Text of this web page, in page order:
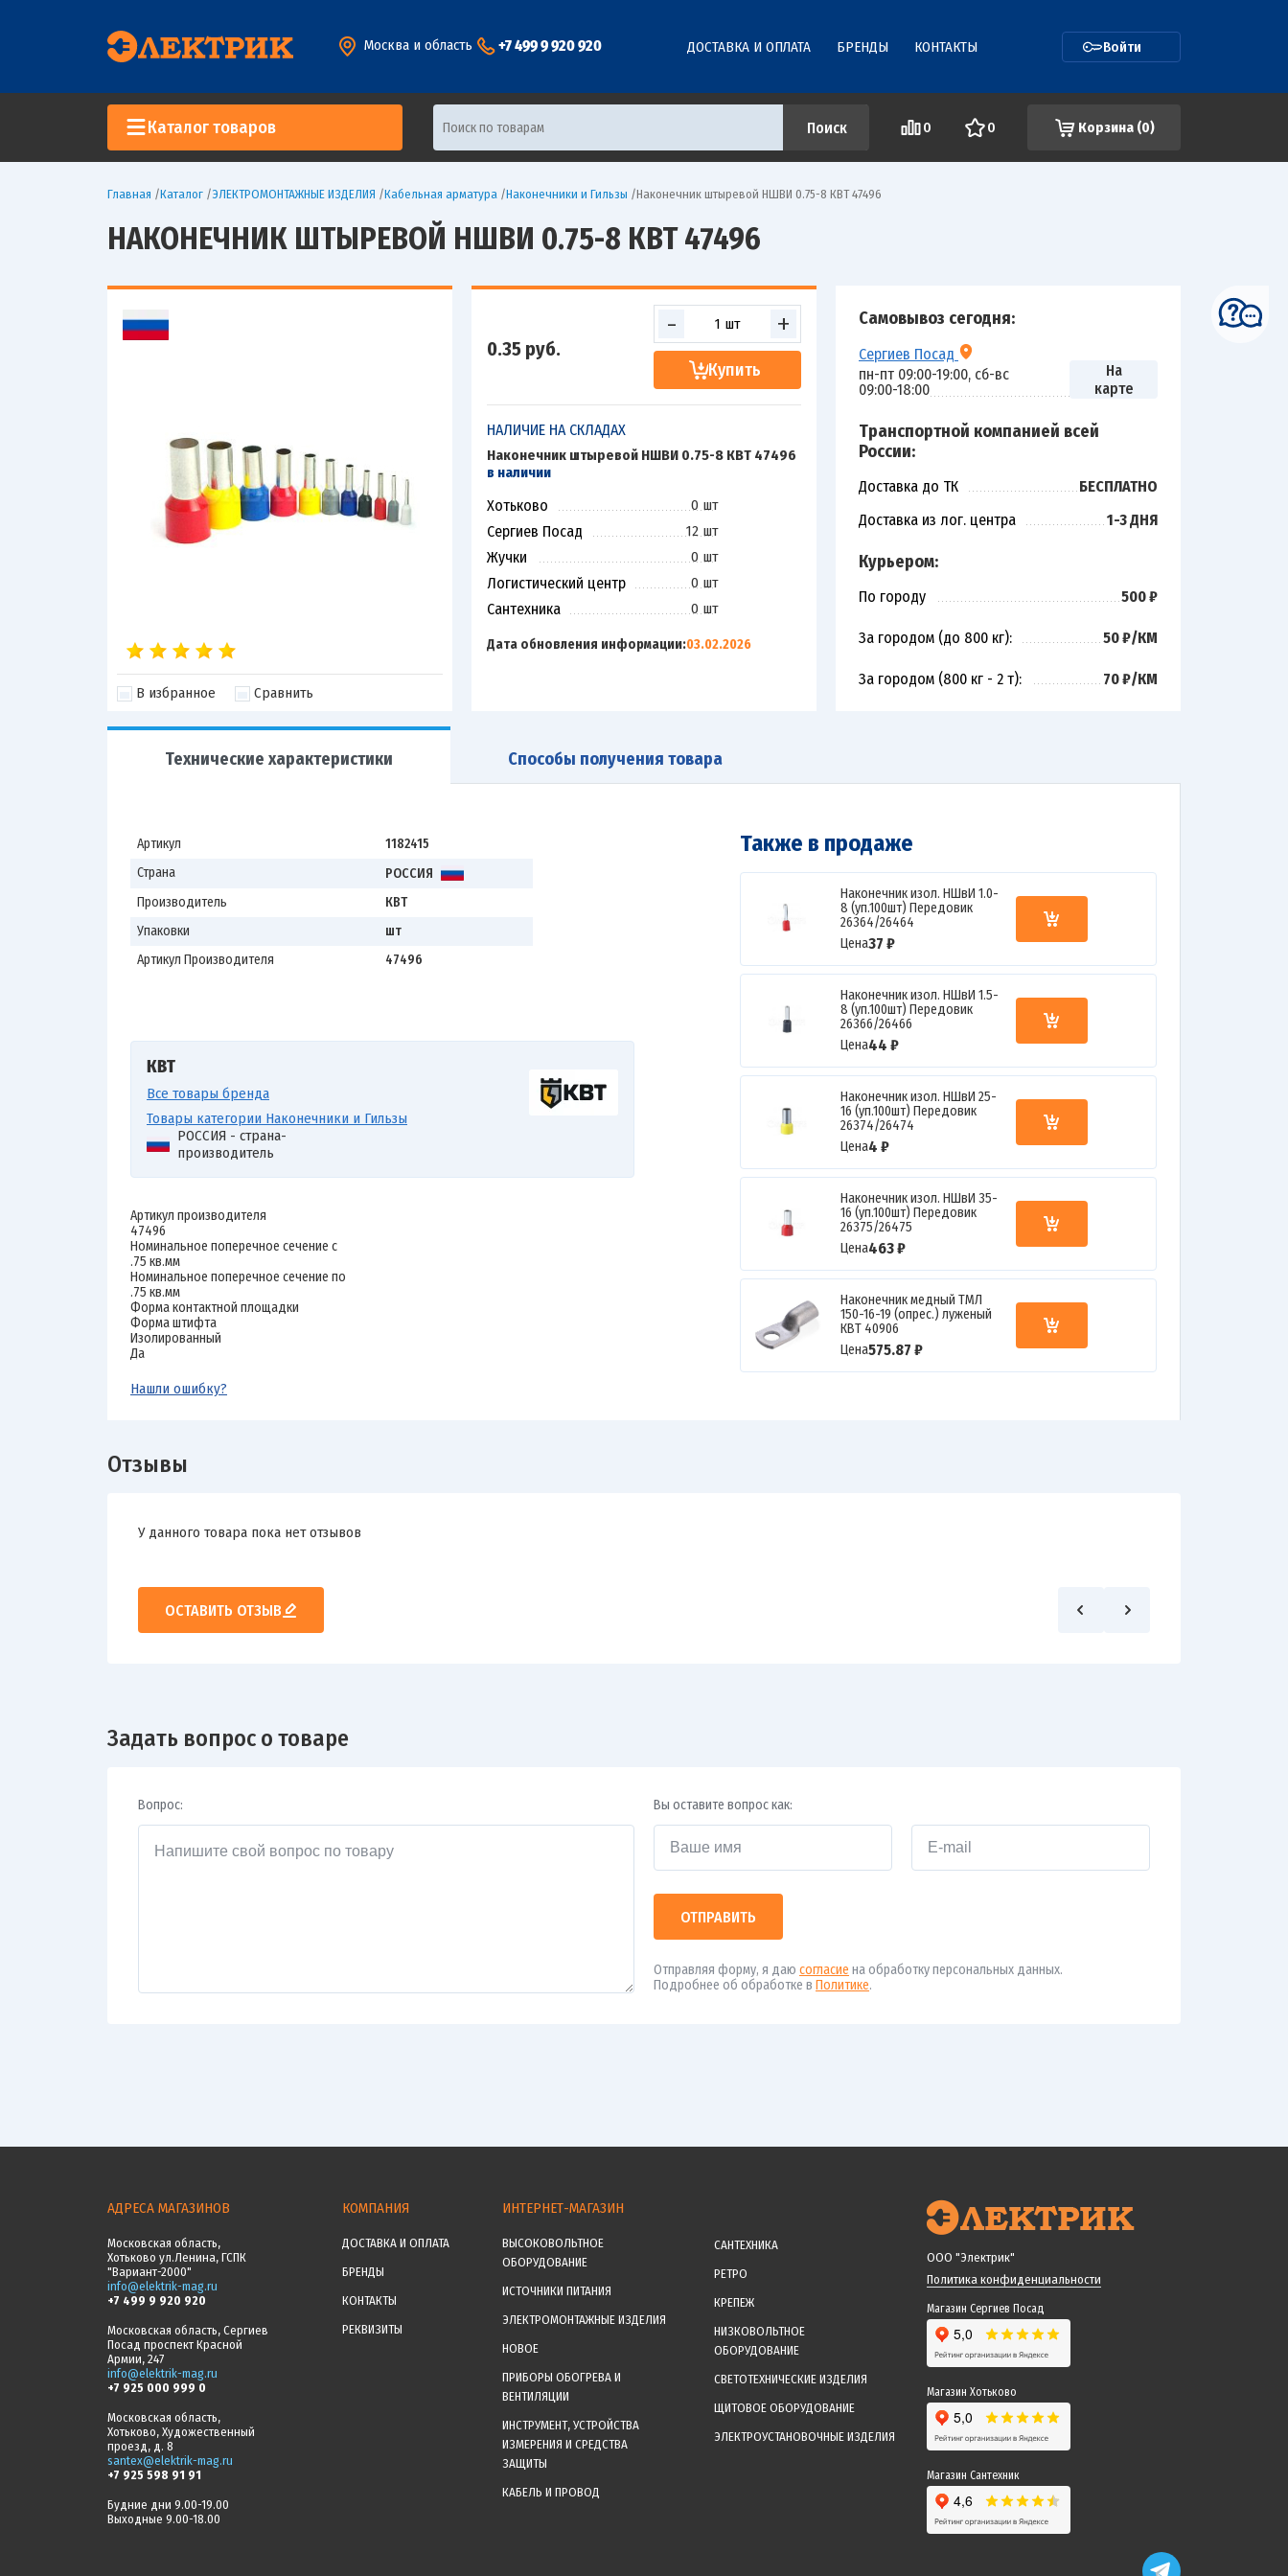
Москва и область +7 499 9 920 920 ДОСТАВКА И ОПЛАТА БРЕНДЫ КОНТАКТЫ Войти
Каталог товаров 0 0 Корзина (0)
Главная /Каталог /ЭЛЕКТРОМОНТАЖНЫЕ ИЗДЕЛИЯ /Кабельная арматура /Наконечники и Гильзы /Наконечник штыревой НШВИ 0.75-8 КВТ 47496
НАКОНЕЧНИК ШТЫРЕВОЙ НШВИ 0.75-8 КВТ 47496
В избранное Сравнить
0.35 руб.
- +
Купить
НАЛИЧИЕ НА СКЛАДАХ
Наконечник штыревой НШВИ 0.75-8 КВТ 47496
в наличии
Хотьково 0 шт
Сергиев Посад 12 шт
Жучки 0 шт
Логистический центр 0 шт
Сантехника 0 шт
Дата обновления информации:03.02.2026
Самовывоз сегодня:
Сергиев Посад
пн-пт 09:00-19:00, сб-вс
09:00-18:00
На
карте
Транспортной компанией всей
России:
Доставка до ТК
БЕСПЛАТНО
Доставка из лог. центра
1-3 ДНЯ
Курьером:
По городу 500 ₽
За городом (до 800 кг): 50 ₽/КМ
За городом (800 кг - 2 т): 70 ₽/КМ
Технические характеристики Способы получения товара
Артикул
1182415
Страна
РОССИЯ
Производитель
КВТ
Упаковки
шт
Артикул Производителя
47496
КВТ
Все товары бренда
Товары категории Наконечники и Гильзы
РОССИЯ - страна-
производитель
Артикул производителя
47496
Номинальное поперечное сечение с
.75 кв.мм
Номинальное поперечное сечение по
.75 кв.мм
Форма контактной площадки
Форма штифта
Изолированный
Да
Также в продаже
Наконечник изол. НШвИ 1.0-
8 (уп.100шт) Передовик
26364/26464
Цена37 ₽
Наконечник изол. НШвИ 1.5-
8 (уп.100шт) Передовик
26366/26466
Цена44 ₽
Наконечник изол. НШвИ 25-
16 (уп.100шт) Передовик
26374/26474
Цена4 ₽
Наконечник изол. НШвИ 35-
16 (уп.100шт) Передовик
26375/26475
Цена463 ₽
Наконечник медный ТМЛ
150-16-19 (опрес.) луженый
КВТ 40906
Цена575.87 ₽
Нашли ошибку?
Отзывы
У данного товара пока нет отзывов
ОСТАВИТЬ ОТЗЫВ
Задать вопрос о товаре
Вопрос: Вы оставите вопрос как:
ОТПРАВИТЬ
Отправляя форму, я даю согласие на обработку персональных данных.
Подробнее об обработке в Политике.
АДРЕСА МАГАЗИНОВ
Московская область,
Хотьково ул.Ленина, ГСПК
"Вариант-2000"
info@elektrik-mag.ru
+7 499 9 920 920
Московская область, Сергиев
Посад проспект Красной
Армии, 247
info@elektrik-mag.ru
+7 925 000 999 0
Московская область,
Хотьково, Художественный
проезд, д. 8
santex@elektrik-mag.ru
+7 925 598 91 91
Будние дни 9.00-19.00
Выходные 9.00-18.00
КОМПАНИЯ
ДОСТАВКА И ОПЛАТА
БРЕНДЫ
КОНТАКТЫ
РЕКВИЗИТЫ
ИНТЕРНЕТ-МАГАЗИН
ВЫСОКОВОЛЬТНОЕ
ОБОРУДОВАНИЕ
ИСТОЧНИКИ ПИТАНИЯ
ЭЛЕКТРОМОНТАЖНЫЕ ИЗДЕЛИЯ
НОВОЕ
ПРИБОРЫ ОБОГРЕВА И
ВЕНТИЛЯЦИИ
ИНСТРУМЕНТ, УСТРОЙСТВА
ИЗМЕРЕНИЯ И СРЕДСТВА
ЗАЩИТЫ
КАБЕЛЬ И ПРОВОД
САНТЕХНИКА
РЕТРО
КРЕПЕЖ
НИЗКОВОЛЬТНОЕ
ОБОРУДОВАНИЕ
СВЕТОТЕХНИЧЕСКИЕ ИЗДЕЛИЯ
ЩИТОВОЕ ОБОРУДОВАНИЕ
ЭЛЕКТРОУСТАНОВОЧНЫЕ ИЗДЕЛИЯ
ООО "Электрик"
Политика конфиденциальности
Магазин Сергиев Посад
Магазин Хотьково
Магазин Сантехник